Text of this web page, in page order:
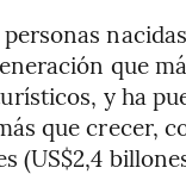
que
y ha
que crecer,
(US$2,4